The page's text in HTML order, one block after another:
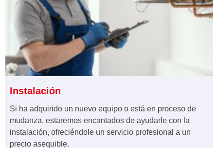
Instalación
Si ha adquirido un nuevo equipo o está en proceso de
mudanza, estaremos encantados de ayudarle con la
instalación, ofreciéndole un servicio profesional a un
precio asequible.